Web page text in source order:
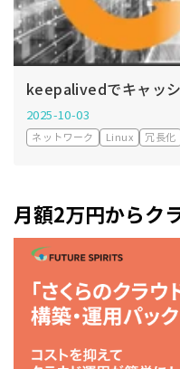
keepalivedでキャッ
2025-10-03
ネットワーク Linux 冗長化
月額2万円からク